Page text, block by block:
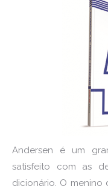
Andersen é um
satisfeito com as
dicionário. O menino